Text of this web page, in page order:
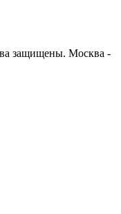
защищены. Москва -